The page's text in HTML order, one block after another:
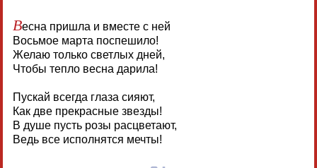
Весна пришла и вместе с ней
Восьмое марта поспешило!
Желаю только светлых дней,
Чтобы тепло весна дарила!
Пускай всегда глаза сияют,
Как две прекрасные звезды!
В душе пусть розы расцветают,
Ведь все исполнятся мечты!